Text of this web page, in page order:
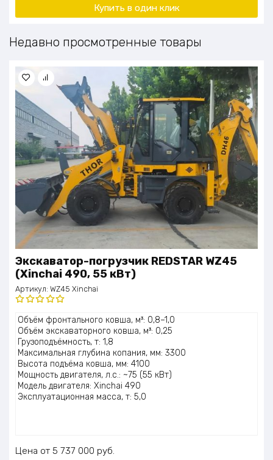
Купить в один клик
Недавно просмотренные товары
Экскаватор-погрузчик REDSTAR WZ45
(Xinchai 490, 55 кВт)
Артикул: WZ45 Xinchai
Оценка
5.00из 5
Объём фронтального ковша, м³: 0,8–1,0
Объём экскаваторного ковша, м³: 0,25
Грузоподъёмность, т: 1,8
Максимальная глубина копания, мм: 3300
Высота подъёма ковша, мм: 4100
Мощность двигателя, л.с.: ~75 (55 кВт)
Модель двигателя: Xinchai 490
Эксплуатационная масса, т: 5,0
Цена 5 737 000 руб.